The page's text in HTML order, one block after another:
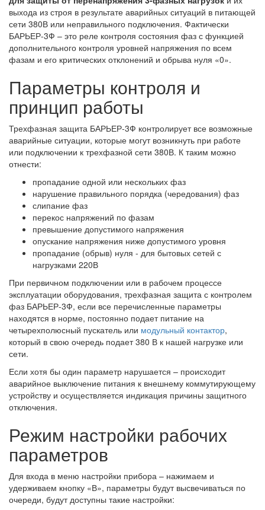
выхода из строя в результате аварийных ситуаций в питающей
сети 380В или неправильного подключения. Фактически
БАРЬЕР-3Ф – это реле контроля состояния фаз с функцией
дополнительного контроля уровней напряжения по всем
фазам и его критических отклонений и обрыва нуля «0».
Параметры контроля и
принцип работы
Трехфазная защита БАРЬЕР-3Ф контролирует все возможные
аварийные ситуации, которые могут возникнуть при работе
или подключении к трехфазной сети 380В. К таким можно
отнести:
пропадание одной или нескольких фаз
нарушение правильного порядка (чередования) фаз
слипание фаз
перекос напряжений по фазам
превышение допустимого напряжения
опускание напряжения ниже допустимого уровня
пропадание (обрыв) нуля - для бытовых сетей с
нагрузками 220В
При первичном подключении или в рабочем процессе
эксплуатации оборудования, трехфазная защита с контролем
фаз БАРЬЕР-3Ф, если все перечисленные параметры
находятся в норме, постоянно подает питание на
четырехполюсный пускатель или модульный контактор,
который в свою очередь подает 380 В к нашей нагрузке или
сети.
Если хотя бы один параметр нарушается – происходит
аварийное выключение питания к внешнему коммутирующему
устройству и осуществляется индикация причины защитного
отключения.
Режим настройки рабочих
параметров
Для входа в меню настройки прибора – нажимаем и
удерживаем кнопку «В», параметры будут высвечиваться по
очереди, будут доступны такие настройки: